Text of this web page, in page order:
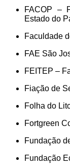
FACOP –
Estado do
Faculdade
FAE São
FEITEP –
Fiação de
Folha do
Fortgreen
Fundação
Fundação